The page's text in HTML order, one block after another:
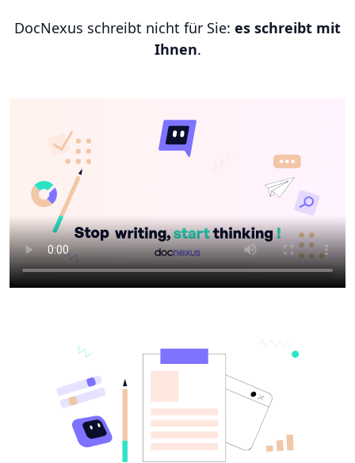
DocNexus schreibt nicht für Sie: es schreibt mit
Ihnen.